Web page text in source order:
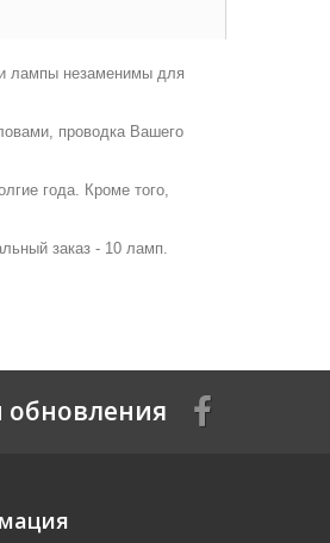
лампы незаменимы для
проводка Вашего
года. Кроме того,
заказ - 10 ламп.